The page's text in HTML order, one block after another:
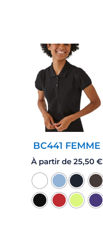
BC441 FEMME
À partir de 25,50 €